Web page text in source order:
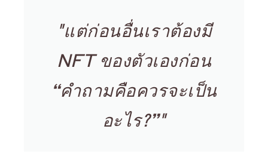
"แต่ก่อนอื่นเราต้องมี
NFT ของตัวเองก่อน
“คำถามคือควรจะเป็น
อะไร?”"